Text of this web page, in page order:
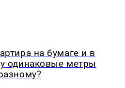
на бумаге и в
одинаковые метры